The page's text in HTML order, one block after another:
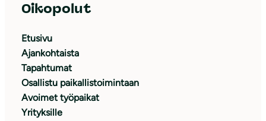
Oikopolut
Etusivu
Ajankohtaista
Tapahtumat
Osallistu paikallistoimintaan
Avoimet työpaikat
Yrityksille